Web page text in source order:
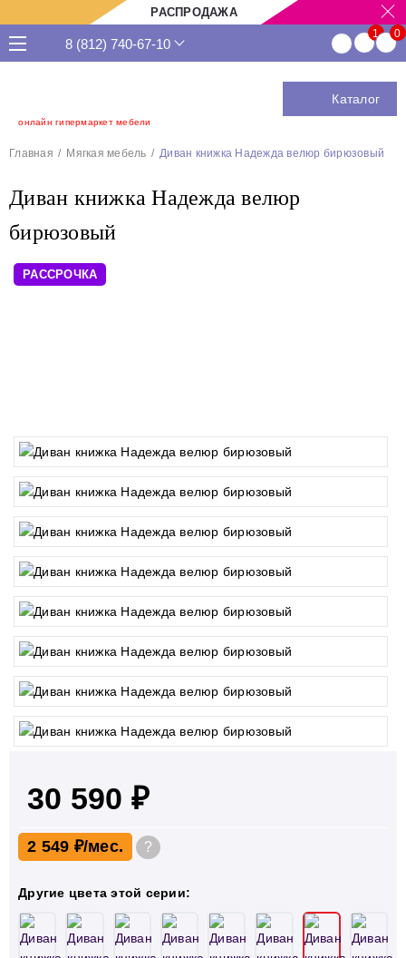
РАСПРОДАЖА
онлайн гипермаркет мебели
8 (812) 740-67-10
Каталог
Главная Мягкая мебель Диван книжка Надежда велюр бирюзовый
Диван книжка Надежда велюр
бирюзовый
РАССРОЧКА
30 590 ₽
2 549 ₽ ?
Другие цвета этой серии: